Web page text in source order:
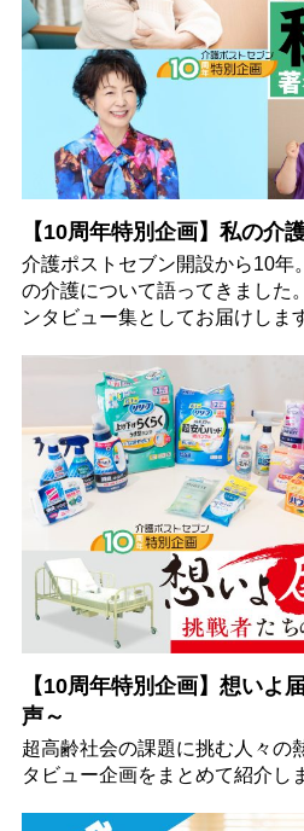
【10周年特別企画】私の介
介護ポストセブン開設から10年
の介護について語ってきました
ンタビュー集としてお届けしま
【10周年特別企画】想いよ
声～
超高齢社会の課題に挑む人々の
タビュー企画をまとめて紹介し